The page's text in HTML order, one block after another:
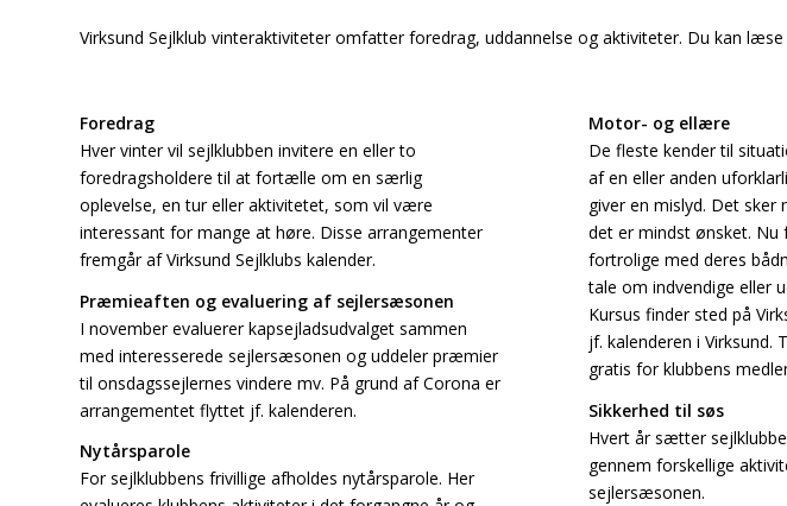
Virksund Sejlklub vinteraktiviteter omfatter foredrag, uddannelse og aktiviteter. Du kan
Foredrag
Hver vinter vil sejlklubben invitere en eller to
foredragsholdere til at fortælle om en særlig
oplevelse, en tur eller aktivitetet, som vil være
interessant for mange at høre. Disse arrangementer
fremgår af Virksund Sejlklubs kalender.
Præmieaften og evaluering af sejlersæsonen
I november evaluerer kapsejladsudvalget sammen
med interesserede sejlersæsonen og uddeler præmier
til onsdagssejlernes vindere mv. På grund af Corona er
arrangementet flyttet jf. kalenderen.
Nytårsparole
For sejlklubbens frivillige afholdes nytårsparole. Her
Motor- og ellære
De fleste kender til
af en eller anden
giver en mislyd. Det sker
det er mindst ønsket.
fortrolige med deres
tale om indvendige eller
Kursus finder sted på
jf. kalenderen i
gratis for klubbens
Sikkerhed til søs
Hvert år sætter
gennem forskellige
sejlersæsonen.